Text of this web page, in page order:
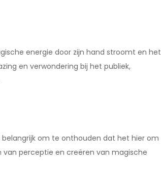
energie door zijn hand stroomt en het
en verwondering bij het publiek,
om te onthouden dat het hier om
van perceptie en creëren van magische